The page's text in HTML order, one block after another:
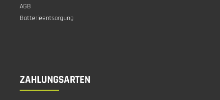
AGB
Batterieentsorgung
ZAHLUNGSARTEN